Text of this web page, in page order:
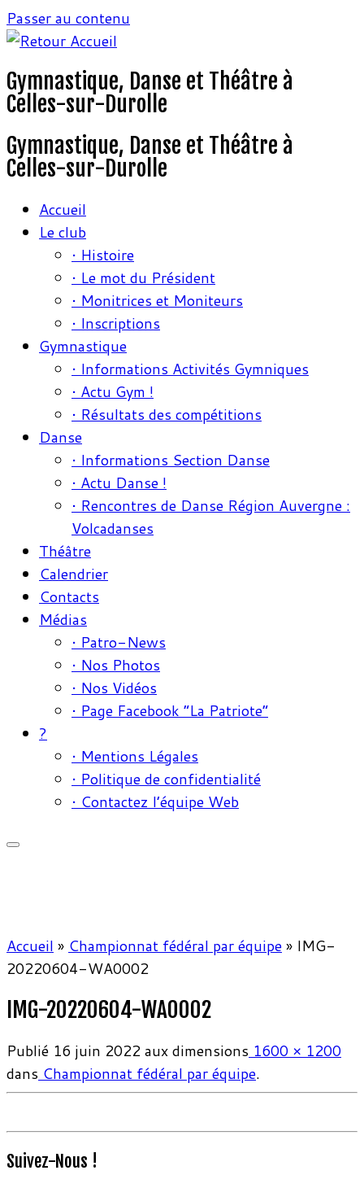
Passer au contenu
Gymnastique, Danse et Théâtre à
Celles-sur-Durolle
Gymnastique, Danse et Théâtre à
Celles-sur-Durolle
Accueil
Le club
• Histoire
• Le mot du Président
• Monitrices et Moniteurs
• Inscriptions
Gymnastique
• Informations Activités Gymniques
• Actu Gym !
• Résultats des compétitions
Danse
• Informations Section Danse
• Actu Danse !
• Rencontres de Danse Région Auvergne :
Volcadanses
Théâtre
Calendrier
Contacts
Médias
• Patro-News
• Nos Photos
• Nos Vidéos
• Page Facebook “La Patriote”
?
• Mentions Légales
• Politique de confidentialité
• Contactez l’équipe Web
Accueil » Championnat fédéral par équipe» IMG-
20220604-WA0002
IMG-20220604-WA0002
Publié 16 juin 2022aux dimensions 1600 × 1200
dans Championnat fédéral par équipe.
Suivez-Nous !